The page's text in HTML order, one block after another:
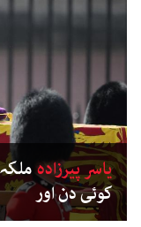
یاسر پیرزادہ
کوئی دن اور